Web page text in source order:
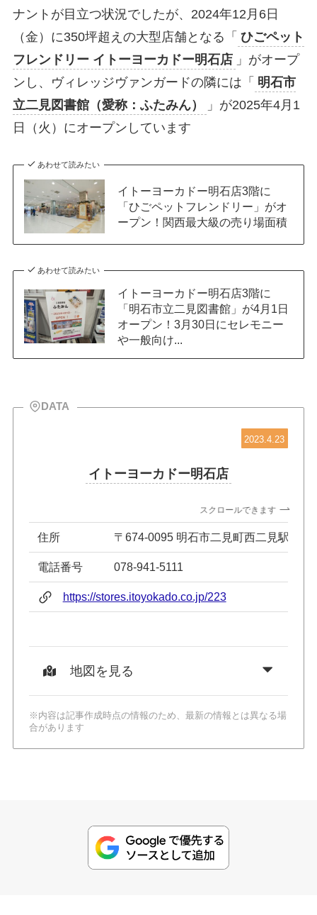
ナントが目立つ状況でしたが、2024年12月6日
（金）に350坪超えの大型店舗となる「 ひごペット
フレンドリー イトーヨーカドー明石店 」がオープ
ンし、ヴィレッジヴァンガードの隣には「 明石市
立二見図書館（愛称：ふたみん）
」が2025年4月1
日（火）にオープンしています
あわせて読みたい
イトーヨーカドー明石店3階に
「ひごペットフレンドリー」がオ
ープン！関西最大級の売り場面積
あわせて読みたい
イトーヨーカドー明石店3階に
「明石市立二見図書館」が4月1日
オープン！3月30日にセレモニー
や一般向け...
DATA
2023.4.23
イトーヨーカドー明石店
スクロールできます
住所 〒674-0095 明石市二見町西二見駅前1-
電話番号 078-941-5111
https://stores.itoyokado.co.jp/223
地図を見る
※内容は記事作成時点の情報のため、最新の情報とは異なる場
合があります